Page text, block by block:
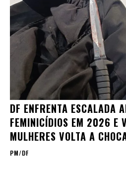
DF ENFRENTA ESCALADA
FEMINICÍDIOS EM 2026 E
MULHERES VOLTA A
PM/DF